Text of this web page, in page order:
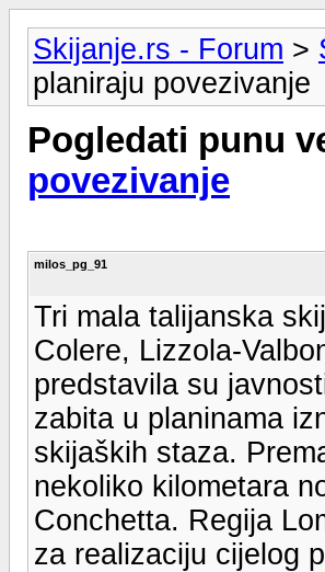
Skijanje.rs - Forum >
planiraju povezivanje
Pogledati punu
povezivanje
milos_pg_91
Tri mala talijanska
Colere, Lizzola-
predstavila su
zabita u planinama
skijaških staza.
nekoliko kilometara
Conchetta. Regija
za realizaciju cijelog